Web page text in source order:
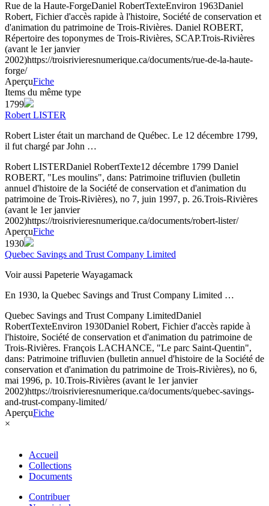
Rue de la Haute-ForgeDaniel RobertTexteEnviron 1963Daniel
Robert, Fichier d'accès rapide à l'histoire, Société de conservation et
d'animation du patrimoine de Trois-Rivières. Daniel ROBERT,
Répertoire des toponymes de Trois-Rivières, SCAP.Trois-Rivières
(avant le 1er janvier
2002)https://troisrivieresnumerique.ca/documents/rue-de-la-haute-
forge/
AperçuFiche
Items du même type
1799
Robert LISTER
Robert Lister était un marchand de Québec. Le 12 décembre 1799,
il fut chargé par John …
Robert LISTERDaniel RobertTexte12 décembre 1799 Daniel
ROBERT, "Les moulins", dans: Patrimoine trifluvien (bulletin
annuel d'histoire de la Société de conservation et d'animation du
patrimoine de Trois-Rivières), no 7, juin 1997, p. 26.Trois-Rivières
(avant le 1er janvier
2002)https://troisrivieresnumerique.ca/documents/robert-lister/
AperçuFiche
1930
Quebec Savings and Trust Company Limited
Voir aussi Papeterie Wayagamack
En 1930, la Quebec Savings and Trust Company Limited …
Quebec Savings and Trust Company LimitedDaniel
RobertTexteEnviron 1930Daniel Robert, Fichier d'accès rapide à
l'histoire, Société de conservation et d'animation du patrimoine de
Trois-Rivières. François LACHANCE, "Le parc Saint-Quentin",
dans: Patrimoine trifluvien (bulletin annuel d'histoire de la Société de
conservation et d'animation du patrimoine de Trois-Rivières), no 6,
mai 1996, p. 10.Trois-Rivières (avant le 1er janvier
2002)https://troisrivieresnumerique.ca/documents/quebec-savings-
and-trust-company-limited/
AperçuFiche
×
Accueil
Collections
Documents
Contribuer